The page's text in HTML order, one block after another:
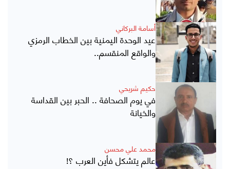
أسامة البركاني
عيد الوحدة اليمنية بين الخطاب الرمزي
والواقع المنقسم..
حكيم شريحي
في يوم الصحافة .. الحبر بين القداسة
والخيانة
محمد علي محسن
عالم يتشكل فأين العرب ؟!